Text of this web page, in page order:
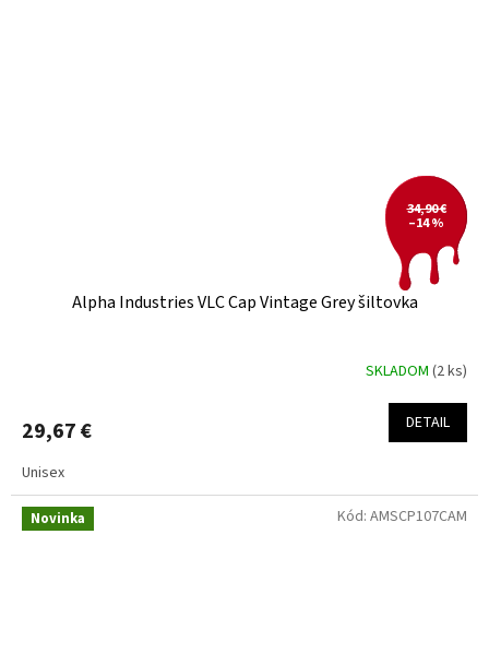
34,90 €
–14 %
Alpha Industries VLC Cap Vintage Grey šiltovka
SKLADOM (2 ks)
29,67 € DETAIL
Unisex
Novinka Kód: AMSCP107CAM